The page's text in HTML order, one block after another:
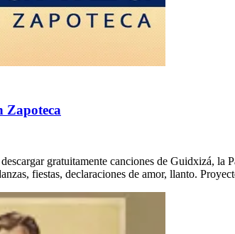
Zapoteca
gratuitamente canciones de Guidxizá, la
fiestas, declaraciones de amor, llanto.